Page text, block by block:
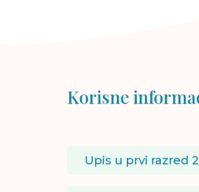
Korisne
Upis u prvi razred